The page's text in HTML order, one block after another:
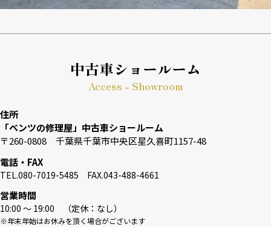
中古車ショールーム
Access - Showroom
住所
「ベンツの修理屋」中古車ショールーム
〒260-0808 千葉県千葉市中央区星久喜町1157-48
電話・FAX
TEL.080-7019-5485 FAX.043-488-4661
営業時間
10:00 〜 19:00 （定休：なし）
※年末年始はお休みを頂く場合がございます